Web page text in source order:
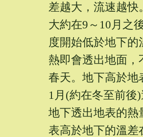
差越大，流速越快
大約在9～10月之
度開始低於地下的
熱即會透出地面，
春天。地下高於地
1月(約在冬至前後
地下透出地表的熱
表高於地下的溫差